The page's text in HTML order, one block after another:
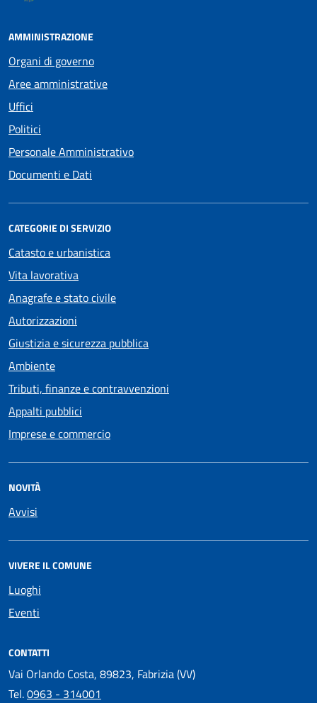
AMMINISTRAZIONE
Organi di governo
Aree amministrative
Uffici
Politici
Personale Amministrativo
Documenti e Dati
CATEGORIE DI SERVIZIO
Catasto e urbanistica
Vita lavorativa
Anagrafe e stato civile
Autorizzazioni
Giustizia e sicurezza pubblica
Ambiente
Tributi, finanze e contravvenzioni
Appalti pubblici
Imprese e commercio
NOVITÀ
Avvisi
VIVERE IL COMUNE
Luoghi
Eventi
CONTATTI
Vai Orlando Costa, 89823, Fabrizia (VV)
Tel.0963 - 314001